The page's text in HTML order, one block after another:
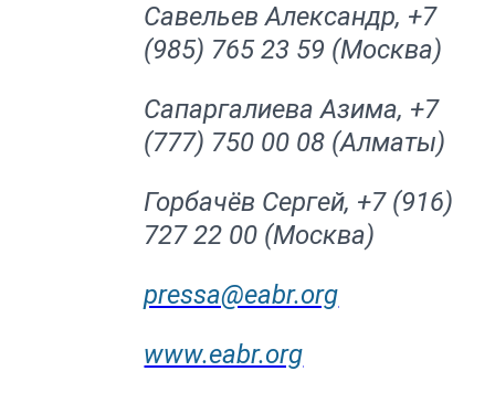
Савельев Александр, +7
(985) 765 23 59 (Москва)
Сапаргалиева Азима, +7
(777) 750 00 08 (Алматы)
Горбачёв Сергей, +7 (916)
727 22 00 (Москва)
pressa@eabr.org
www.eabr.org